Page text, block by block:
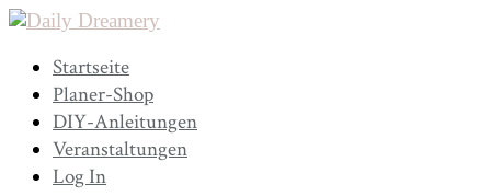
Startseite
Planer-Shop
DIY-Anleitungen
Veranstaltungen
Log In